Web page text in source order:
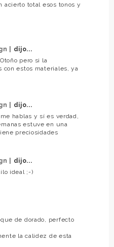
acierto total esos tonos y
|
dijo...
pero si la
con estos materiales, ya
|
dijo...
hablas y sí es verdad,
estuve en una
preciosidades
|
dijo...
ideal ;-)
de dorado, perfecto
la calidez de esta